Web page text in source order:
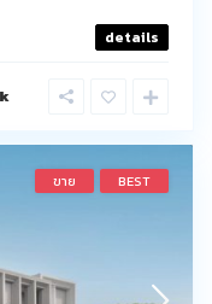
details
ขาย BEST